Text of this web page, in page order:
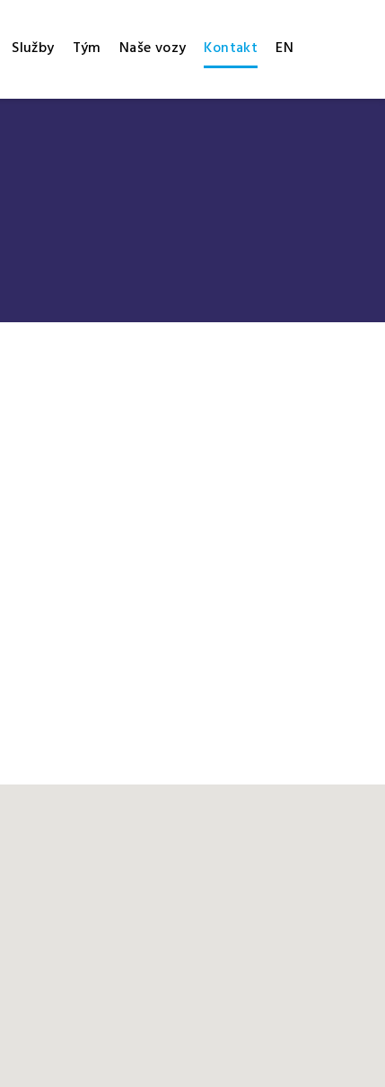
Služby Tým Naše vozy Kontakt EN